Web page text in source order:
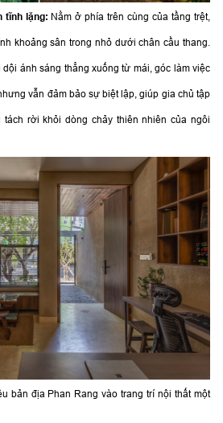
tĩnh lặng: Nằm ở phía trên cùng của tầng trệt,
khoảng sân trong nhỏ dưới chân cầu thang.
ánh sáng thẳng xuống từ mái, góc làm việc
vẫn đảm bảo sự biệt lập, giúp gia chủ tập
rời khỏi dòng chảy thiên nhiên của ngôi
bản địa Phan Rang vào trang trí nội thất một